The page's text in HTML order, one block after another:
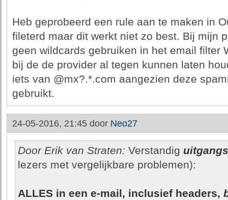
Heb geprobeerd een rule aan te maken in
fileterd maar dit werkt niet zo best. Bij mijn
geen wildcards gebruiken in het email filter
bij de de provider al tegen kunnen laten
iets van @mx?.*.com aangezien deze
gebruikt.
24-05-2016, 21:45 door Neo27
Door Erik van Straten: Verstandig
lezers met vergelijkbare problemen):
ALLES in een e-mail, inclusief headers,